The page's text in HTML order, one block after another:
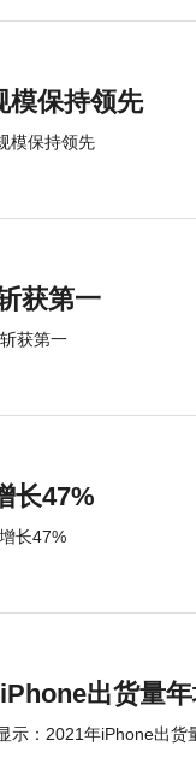
模保持领先
模保持领先
获第一
获第一
长47%
长47%
出货量
示：2021年iPhone出货